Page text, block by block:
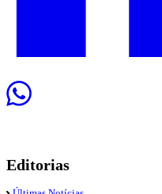
Editorias